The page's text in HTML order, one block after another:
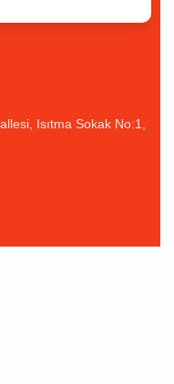
Isıtma Sokak No:1,